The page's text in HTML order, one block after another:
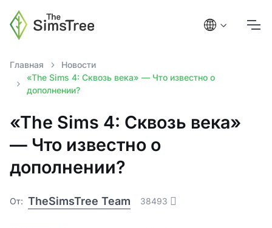
Главная
Новости
«The Sims 4: Сквозь века» — Что известно о
дополнении?
«The Sims 4: Сквозь века»
— Что известно о
дополнении?
От: TheSimsTree Team 38493